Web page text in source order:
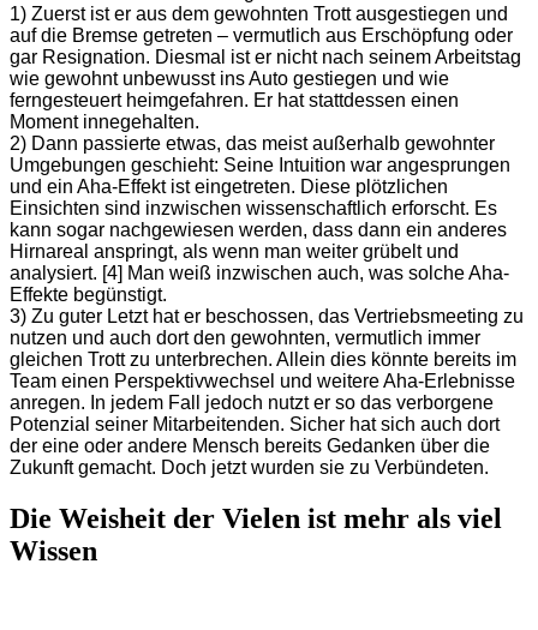
1) Zuerst ist er aus dem gewohnten Trott ausgestiegen und
auf die Bremse getreten – vermutlich aus Erschöpfung oder
gar Resignation. Diesmal ist er nicht nach seinem Arbeitstag
wie gewohnt unbewusst ins Auto gestiegen und wie
ferngesteuert heimgefahren. Er hat stattdessen einen
Moment innegehalten.
2) Dann passierte etwas, das meist außerhalb gewohnter
Umgebungen geschieht: Seine Intuition war angesprungen
und ein Aha-Effekt ist eingetreten. Diese plötzlichen
Einsichten sind inzwischen wissenschaftlich erforscht. Es
kann sogar nachgewiesen werden, dass dann ein anderes
Hirnareal anspringt, als wenn man weiter grübelt und
analysiert. [4] Man weiß inzwischen auch, was solche Aha-
Effekte begünstigt.
3) Zu guter Letzt hat er beschossen, das Vertriebsmeeting zu
nutzen und auch dort den gewohnten, vermutlich immer
gleichen Trott zu unterbrechen. Allein dies könnte bereits im
Team einen Perspektivwechsel und weitere Aha-Erlebnisse
anregen. In jedem Fall jedoch nutzt er so das verborgene
Potenzial seiner Mitarbeitenden. Sicher hat sich auch dort
der eine oder andere Mensch bereits Gedanken über die
Zukunft gemacht. Doch jetzt wurden sie zu Verbündeten.
Die Weisheit der Vielen ist mehr als viel
Wissen